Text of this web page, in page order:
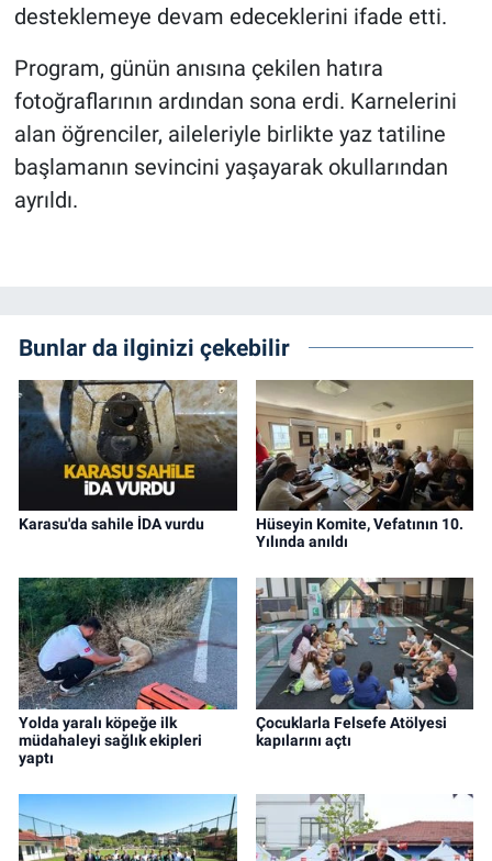
desteklemeye devam edeceklerini ifade etti.
Program, günün anısına çekilen hatıra
fotoğraflarının ardından sona erdi. Karnelerini
alan öğrenciler, aileleriyle birlikte yaz tatiline
başlamanın sevincini yaşayarak okullarından
ayrıldı.
Bunlar da ilginizi çekebilir
Karasu'da sahile İDA vurdu
Hüseyin Komite, Vefatının 10.
Yılında anıldı
Yolda yaralı köpeğe ilk
müdahaleyi sağlık ekipleri
yaptı
Çocuklarla Felsefe Atölyesi
kapılarını açtı